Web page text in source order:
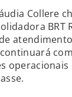
Collere
BRT